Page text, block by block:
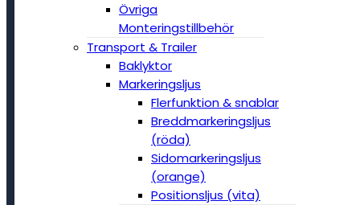
Övriga
Monteringstillbehör
Transport & Trailer
Baklyktor
Markeringsljus
Flerfunktion & snablar
Breddmarkeringsljus
(röda)
Sidomarkeringsljus
(orange)
Positionsljus (vita)